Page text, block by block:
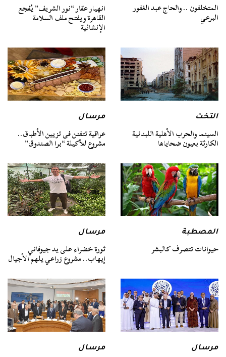
المتخلفون .. والحاج عبد الغفور
البرعي
انهيار عقار “نور الشريف” يُفجع
القاهرة ويفتح ملف السلامة
الإنشائية
التخت
السينما والحرب الأهلية اللبنانية
الكارثة بعيون ضحاياها
مرسال
عراقية تتفنن فى تزيين الأطباق..
مشروع للأكيلة “برا الصندوق”
المصطبة
حيوانات تتصرف كالبشر
مرسال
ثورة خضراء على يد جيوفاني
إيهاب.. مشروع زراعي يلهم الأجيال
مرسال مرسال